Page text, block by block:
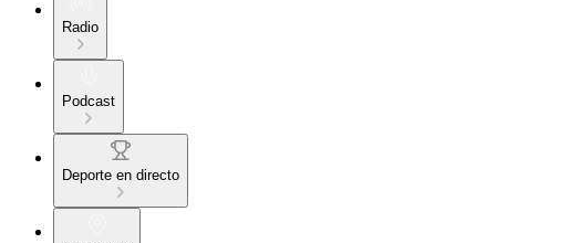
Radio
Podcast
Deporte en directo